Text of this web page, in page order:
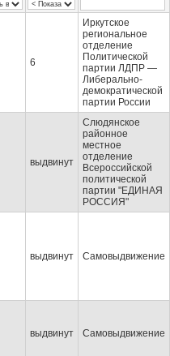
6
Иркутское
региональное
отделение
Политической
партии ЛДПР —
Либерально-
демократической
партии России
выдвинут
Слюдянское
районное
местное
отделение
Всероссийской
политической
партии "ЕДИНАЯ
РОССИЯ"
выдвинут Самовыдвижение
выдвинут Самовыдвижение